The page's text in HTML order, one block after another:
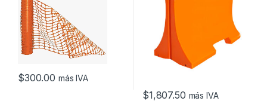
$300.00 más IVA
$1,807.50 más IVA